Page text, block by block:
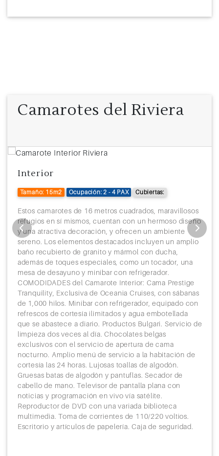
Camarotes del Riviera
Interior
Tamaño: 15m2 Ocupación: 2 - 4 PAX Cubiertas:
Estos camarotes de 16 metros cuadrados, maravillosos
refugios en sí mismos, cuentan con un hermoso diseño
y una atractiva decoración, y ofrecen un ambiente
sereno. Los elementos destacados incluyen un amplio
baño recubierto de granito y mármol con ducha,
además de toques especiales, como un tocador, una
mesa de desayuno y minibar con refrigerador.
COMODIDADES del Camarote Interior: Cama Prestige
Tranquility, Exclusiva de Oceania Cruises, con sábanas
de 1,000 hilos. Minibar con refrigerador, equipado con
refrescos de cortesía ilimitados y agua embotellada
que se abastece a diario. Productos Bulgari. Servicio de
limpieza dos veces al día. Chocolates belgas
exclusivos con el servicio de apertura de cama
nocturno. Amplio menú de servicio a la habitación de
cortesía las 24 horas. Lujosas toallas de algodón.
Gruesas batas de algodón y pantuflas. Secador de
cabello de mano. Televisor de pantalla plana con
noticias y programación en vivo vía satélite.
Reproductor de DVD con una variada biblioteca
multimedia. Toma de corrientes de 110/220 voltios.
Escritorio y artículos de papelería. Caja de seguridad.